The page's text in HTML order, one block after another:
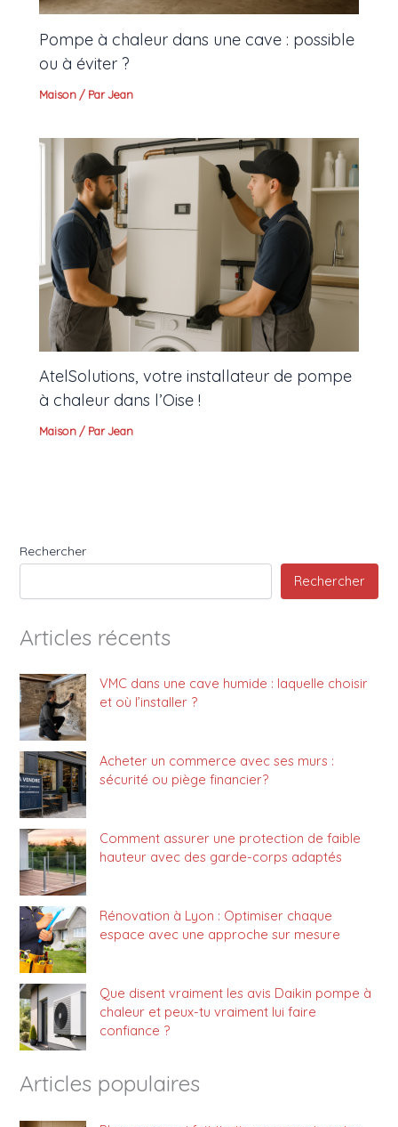
Pompe à chaleur dans une cave : possible
ou à éviter ?
Maison / ParJean
AtelSolutions, votre installateur de pompe
à chaleur dans l’Oise !
Maison / ParJean
Rechercher
Rechercher
Articles récents
VMC dans une cave humide : laquelle choisir
et où l’installer ?
Acheter un commerce avec ses murs :
sécurité ou piège financier?
Comment assurer une protection de faible
hauteur avec des garde-corps adaptés
Rénovation à Lyon : Optimiser chaque
espace avec une approche sur mesure
Que disent vraiment les avis Daikin pompe à
chaleur et peux-tu vraiment lui faire
confiance ?
Articles populaires